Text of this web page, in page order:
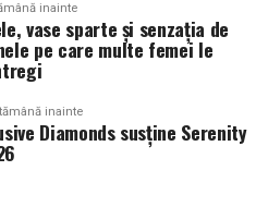
inainte
vase sparte și senzația de
pe care multe femei le
inainte
Diamonds susține Serenity